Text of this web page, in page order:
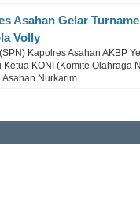
Asahan Gelar
Volly
Kapolres Asahan AKBP
Ketua KONI (Komite Olahraga
Nurkarim ...